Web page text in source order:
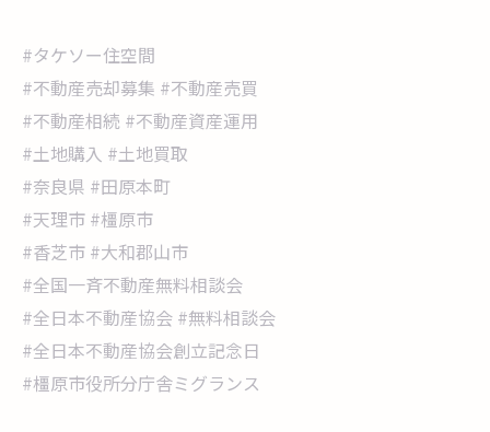
#タケソー住空間
#不動産売却募集 #不動産売買
#不動産相続 #不動産資産運用
#土地購入 #土地買取
#奈良県 #田原本町
#天理市 #橿原市
#香芝市 #大和郡山市
#全国一斉不動産無料相談会
#全日本不動産協会 #無料相談会
#全日本不動産協会創立記念日
#橿原市役所分庁舎ミグランス